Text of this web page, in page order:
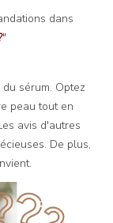
dans
"
sérum. Optez
peau tout en
avis d'autres
De plus,